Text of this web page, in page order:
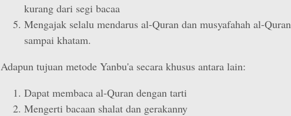
kurang dari segi bacaa
Mengajak selalu mendarus al-Quran dan musyafahah al-Quran
sampai khatam.
Adapun tujuan metode Yanbu'a secara khusus antara lain:
Dapat membaca al-Quran dengan tarti
Mengerti bacaan shalat dan gerakanny